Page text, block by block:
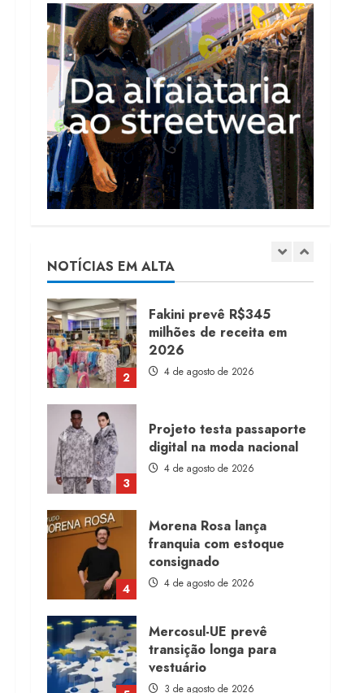
NOTÍCIAS EM ALTA
4
franquia com estoque
consignado
4 de agosto de 2026
5
Mercosul-UE prevê
transição longa para
vestuário
3 de agosto de 2026
1
Renata Caixeta assume
5 de agosto de 2026
2
Fakini prevê R$345
milhões de receita em
2026
4 de agosto de 2026
3
Projeto testa passaporte
digital na moda nacional
4 de agosto de 2026
4
Morena Rosa lança
franquia com estoque
consignado
4 de agosto de 2026
5
Mercosul-UE prevê
transição longa para
vestuário
3 de agosto de 2026